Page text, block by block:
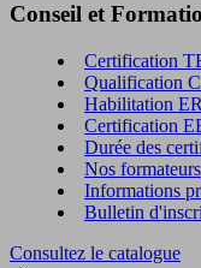
Conseil et
Certification
Qualification
Habilitation
Certification
Durée des
Nos formateurs
Informations
Bulletin
Consultez le catalogue